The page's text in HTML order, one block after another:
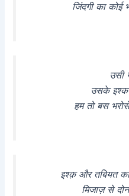
जिंदगी का कोई
उसी
उसके
हम तो बस
इश्क़ और तबियत का
मिजाज़ से